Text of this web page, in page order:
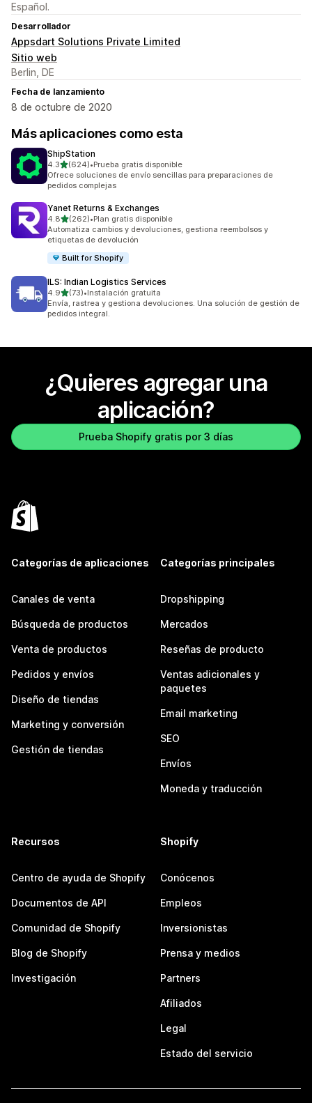
Español.
Desarrollador
Appsdart Solutions Private Limited
Sitio web
Berlin, DE
Fecha de lanzamiento
8 de octubre de 2020
Más aplicaciones como esta
ShipStation
4.3de 5 estrellas
(624)
624 reseñas en total
•Prueba gratis disponible
Ofrece soluciones de envío sencillas para preparaciones de
pedidos complejas
Yanet Returns & Exchanges
4.8de 5 estrellas
(262)
262 reseñas en total
•Plan gratis disponible
Automatiza cambios y devoluciones, gestiona reembolsos y
etiquetas de devolución
Built for Shopify
ILS: Indian Logistics Services
4.9de 5 estrellas
(73)
73 reseñas en total
•Instalación gratuita
Envía, rastrea y gestiona devoluciones. Una solución de gestión de
pedidos integral.
¿Quieres agregar una
aplicación?
Prueba Shopify gratis por 3 días
Categorías de aplicaciones
Canales de venta
Búsqueda de productos
Venta de productos
Pedidos y envíos
Diseño de tiendas
Marketing y conversión
Gestión de tiendas
Categorías principales
Dropshipping
Mercados
Reseñas de producto
Ventas adicionales y
paquetes
Email marketing
SEO
Envíos
Moneda y traducción
Recursos
Centro de ayuda de Shopify
Documentos de API
Comunidad de Shopify
Blog de Shopify
Investigación
Shopify
Conócenos
Empleos
Inversionistas
Prensa y medios
Partners
Afiliados
Legal
Estado del servicio